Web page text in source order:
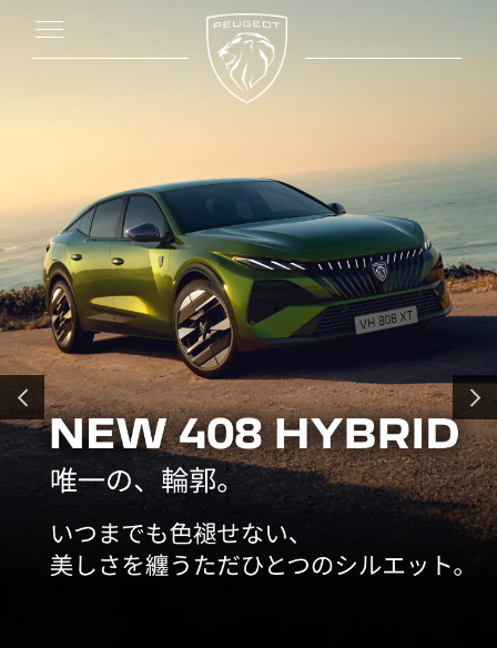
前へ 次へ